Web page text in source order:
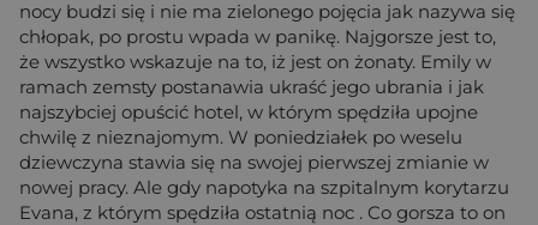
nocy budzi się i nie ma zielonego pojęcia jak nazywa się
chłopak, po prostu wpada w panikę. Najgorsze jest to,
że wszystko wskazuje na to, iż jest on żonaty. Emily w
ramach zemsty postanawia ukraść jego ubrania i jak
najszybciej opuścić hotel, w którym spędziła upojne
chwilę z nieznajomym. W poniedziałek po weselu
dziewczyna stawia się na swojej pierwszej zmianie w
nowej pracy. Ale gdy napotyka na szpitalnym korytarzu
Evana, z którym spędziła ostatnią noc . Co gorsza to on